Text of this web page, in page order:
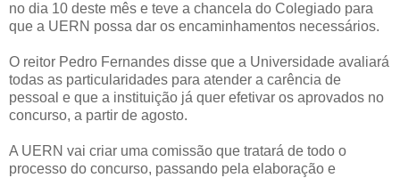
no dia 10 deste mês e teve a chancela do Colegiado para
que a UERN possa dar os encaminhamentos necessários.
O reitor Pedro Fernandes disse que a Universidade avaliará
todas as particularidades para atender a carência de
pessoal e que a instituição já quer efetivar os aprovados no
concurso, a partir de agosto.
A UERN vai criar uma comissão que tratará de todo o
processo do concurso, passando pela elaboração e